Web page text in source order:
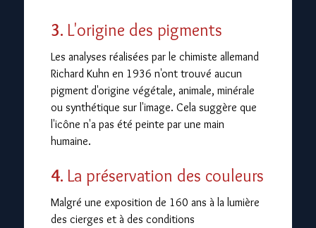
3. L'origine des pigments
Les analyses réalisées par le chimiste allemand
Richard Kuhn en 1936 n'ont trouvé aucun
pigment d'origine végétale, animale, minérale
ou synthétique sur l'image. Cela suggère que
l'icône n'a pas été peinte par une main
humaine.
4. La préservation des couleurs
Malgré une exposition de 160 ans à la lumière
des cierges et à des conditions